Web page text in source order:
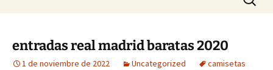
entradas real madrid baratas 2020
1 de noviembre de 2022 Uncategorized
camisetas